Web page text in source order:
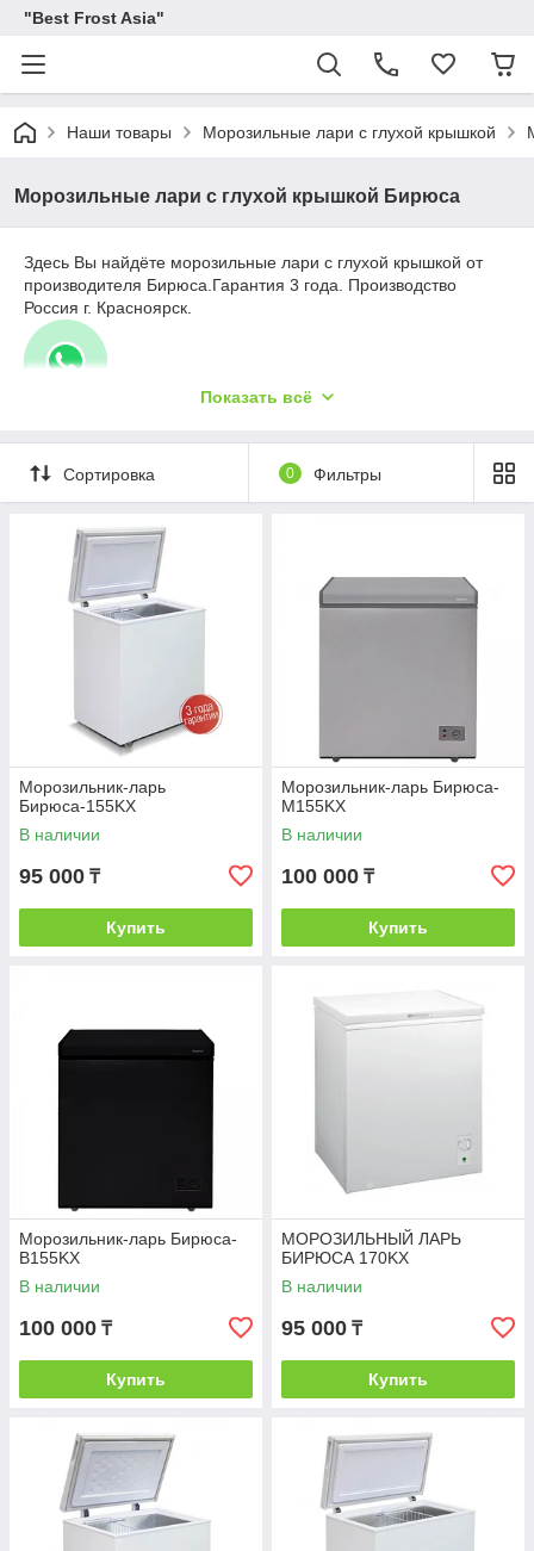
"Best Frost Asia"
Наши товары Морозильные лари с глухой крышкой
Морозильные лари с глухой крышкой Бирюса
Здесь Вы найдёте морозильные лари с глухой крышкой от
производителя Бирюса.Гарантия 3 года. Производство
Россия г. Красноярск.
Показать всё
Сортировка 0 Фильтры
Морозильник-ларь
Бирюса-155KX
В наличии
95 000 ₸
Купить
Морозильник-ларь Бирюса-
M155KX
В наличии
100 000 ₸
Купить
Морозильник-ларь Бирюса-
B155KX
В наличии
100 000 ₸
Купить
МОРОЗИЛЬНЫЙ ЛАРЬ
БИРЮСА 170KX
В наличии
95 000 ₸
Купить